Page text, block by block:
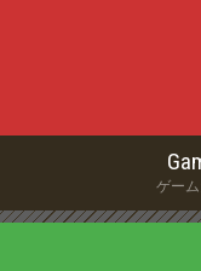
ゲー